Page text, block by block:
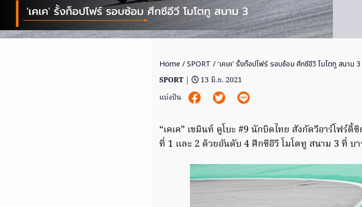
Home /SPORT / ‘เคเค’ รั้งท็อปโฟร์ รอบซ้อม ศึกซีอีวี โมโตทู สนาม 3
SPORT |
13 มิ.ย. 2021
แบ่งปัน
“เคเค” เขมินท์ คูโบะ #9 นักบิดไทย สังกัดวีอาร์โฟร์
ที่ 1 และ 2 ด้วยอันดับ 4 ศึกซีอีวี โมโตทู สนาม 3 ที่ บา